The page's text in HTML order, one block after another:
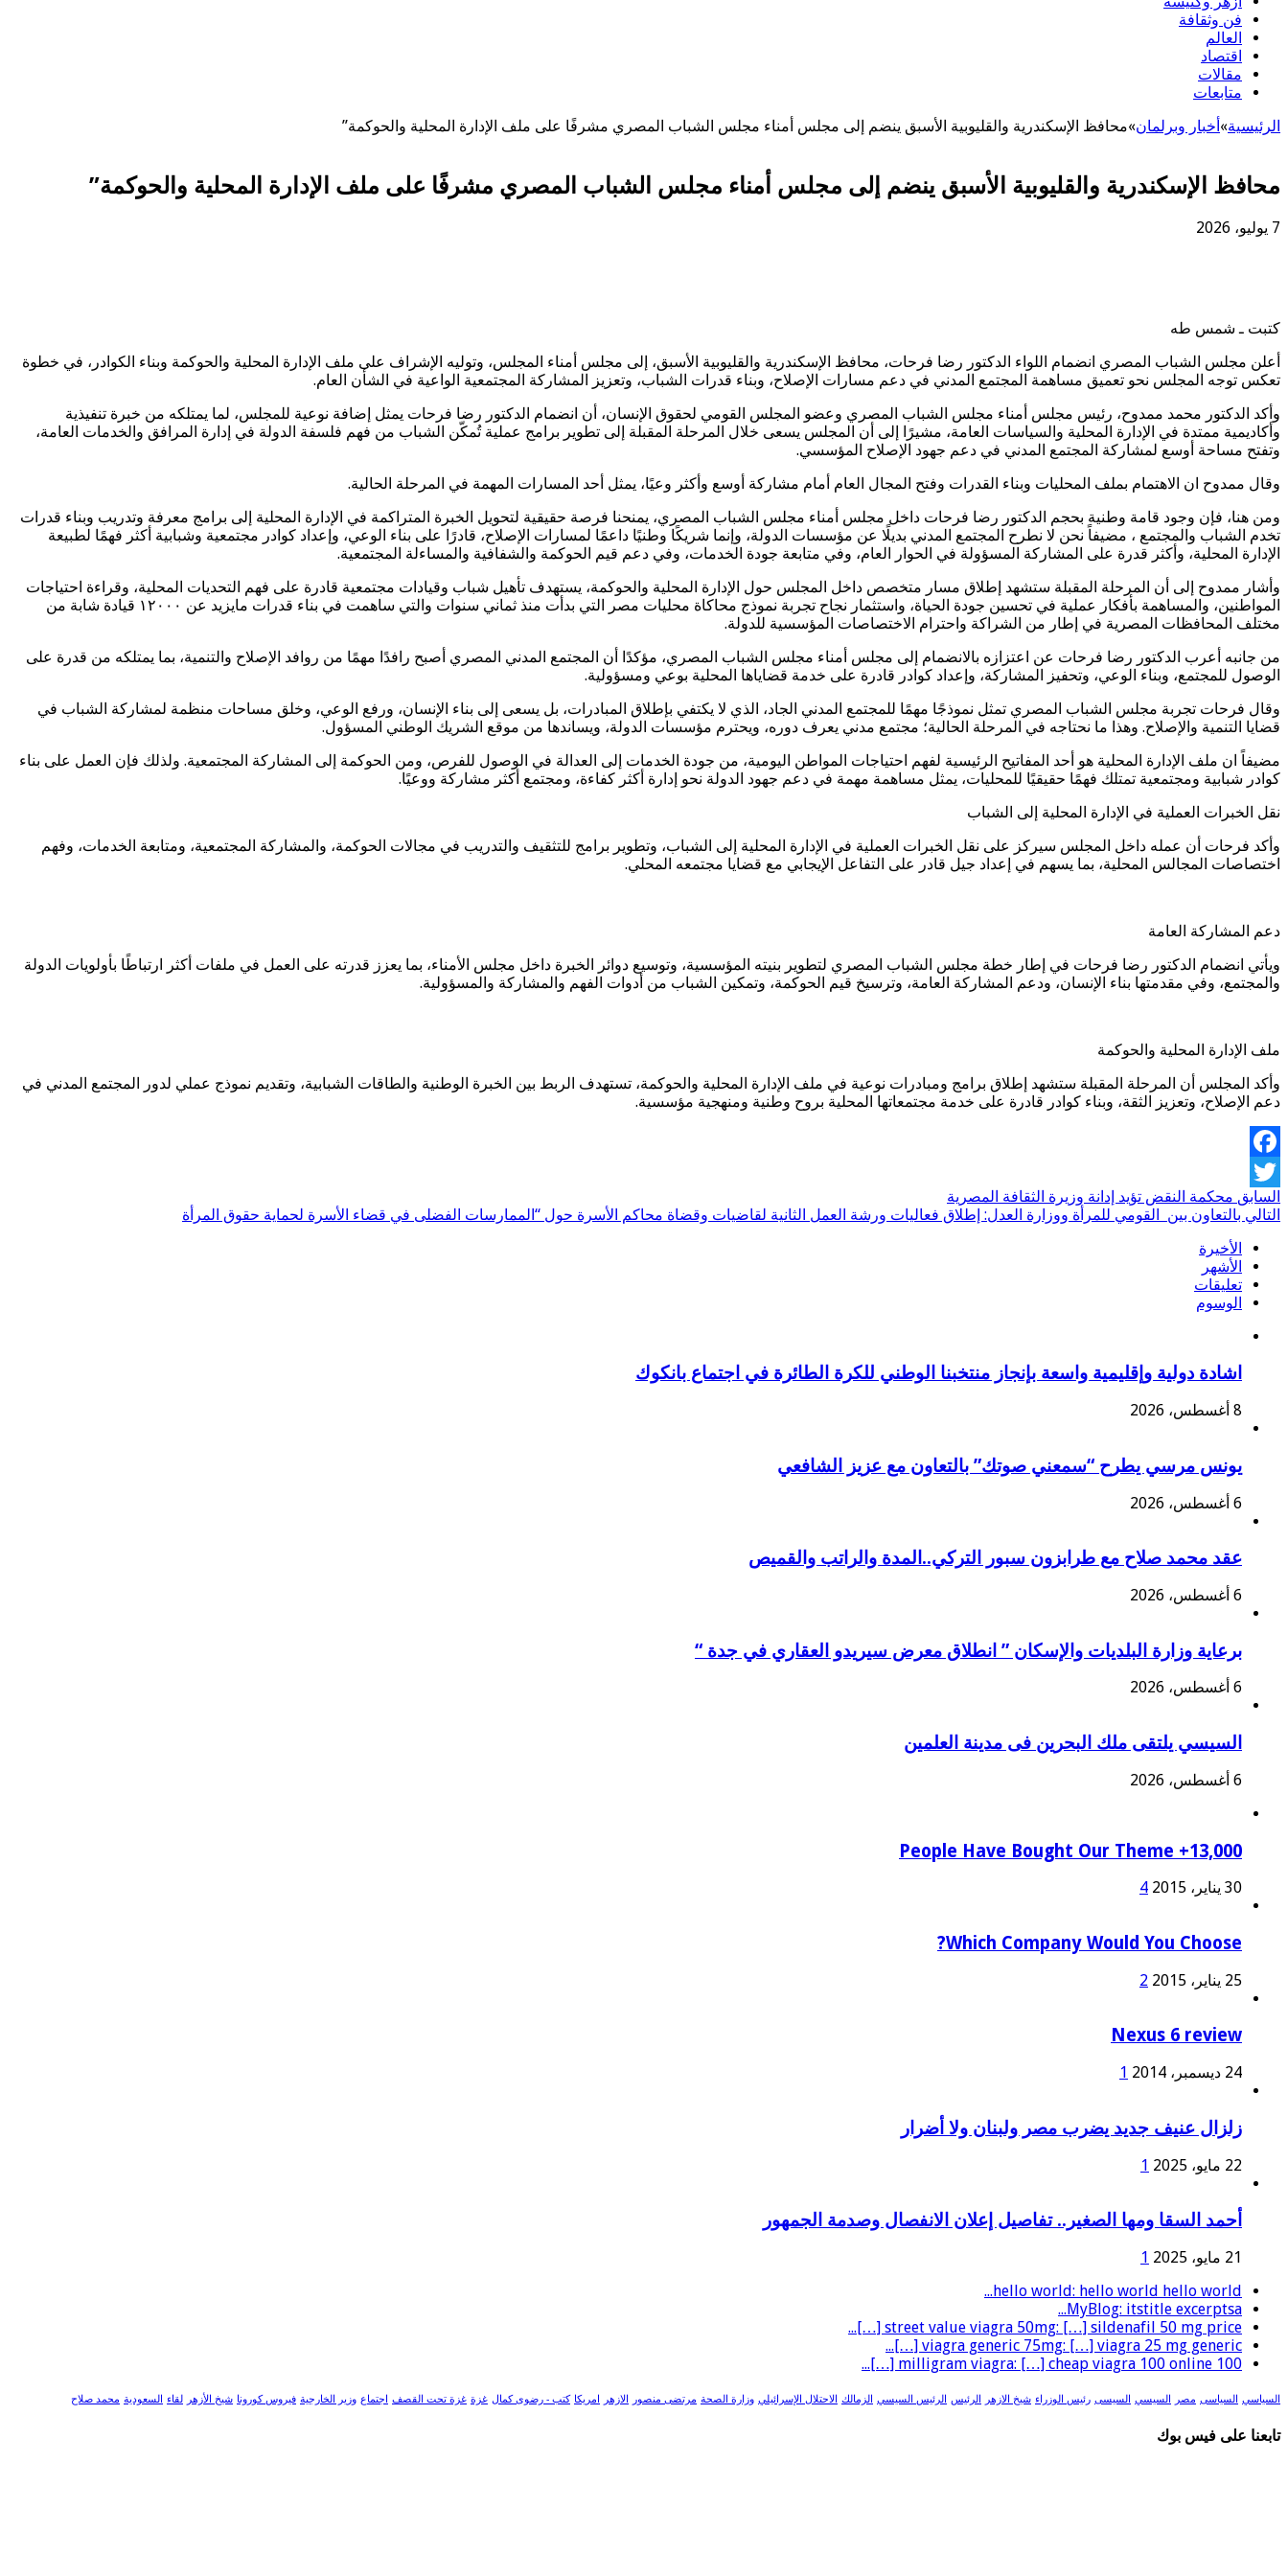
فن وثقافة
العالم
اقتصاد
مقالات
متابعات
الرئيسية»أخبار وبرلمان»محافظ الإسكندرية والقليوبية الأسبق ينضم إلى مجلس أمناء مجلس الشباب المصري مشرفًا على ملف الإدارة المحلية والحوكمة”
محافظ الإسكندرية والقليوبية الأسبق ينضم إلى مجلس أمناء مجلس الشباب المصري مشرفًا على ملف الإدارة المحلية والحوكمة”
7 يوليو، 2026
كتبت ـ شمس طه
أعلن مجلس الشباب المصري انضمام اللواء الدكتور رضا فرحات، محافظ الإسكندرية والقليوبية الأسبق، إلى مجلس أمناء المجلس، وتوليه الإشراف على ملف الإدارة المحلية والحوكمة وبناء الكوادر، في خطوة
تعكس توجه المجلس نحو تعميق مساهمة المجتمع المدني في دعم مسارات الإصلاح، وبناء قدرات الشباب، وتعزيز المشاركة المجتمعية الواعية في الشأن العام.
وأكد الدكتور محمد ممدوح، رئيس مجلس أمناء مجلس الشباب المصري وعضو المجلس القومي لحقوق الإنسان، أن انضمام الدكتور رضا فرحات يمثل إضافة نوعية للمجلس، لما يمتلكه من خبرة تنفيذية
وأكاديمية ممتدة في الإدارة المحلية والسياسات العامة، مشيرًا إلى أن المجلس يسعى خلال المرحلة المقبلة إلى تطوير برامج عملية تُمكّن الشباب من فهم فلسفة الدولة في إدارة المرافق والخدمات العامة،
وتفتح مساحة أوسع لمشاركة المجتمع المدني في دعم جهود الإصلاح المؤسسي.
وقال ممدوح ان الاهتمام بملف المحليات وبناء القدرات وفتح المجال العام أمام مشاركة أوسع وأكثر وعيًا، يمثل أحد المسارات المهمة في المرحلة الحالية.
ومن هنا، فإن وجود قامة وطنية بحجم الدكتور رضا فرحات داخل مجلس أمناء مجلس الشباب المصري، يمنحنا فرصة حقيقية لتحويل الخبرة المتراكمة في الإدارة المحلية إلى برامج معرفة وتدريب وبناء قدرات
تخدم الشباب والمجتمع ، مضيفاً نحن لا نطرح المجتمع المدني بديلًا عن مؤسسات الدولة، وإنما شريكًا وطنيًا داعمًا لمسارات الإصلاح، قادرًا على بناء الوعي، وإعداد كوادر مجتمعية وشبابية أكثر فهمًا لطبيعة
الإدارة المحلية، وأكثر قدرة على المشاركة المسؤولة في الحوار العام، وفي متابعة جودة الخدمات، وفي دعم قيم الحوكمة والشفافية والمساءلة المجتمعية.
وأشار ممدوح إلى أن المرحلة المقبلة ستشهد إطلاق مسار متخصص داخل المجلس حول الإدارة المحلية والحوكمة، يستهدف تأهيل شباب وقيادات مجتمعية قادرة على فهم التحديات المحلية، وقراءة احتياجات
المواطنين، والمساهمة بأفكار عملية في تحسين جودة الحياة، واستثمار نجاح تجربة نموذج محاكاة محليات مصر التي بدأت منذ ثماني سنوات والتي ساهمت في بناء قدرات مايزيد عن ١٢٠٠٠ قيادة شابة من
مختلف المحافظات المصرية في إطار من الشراكة واحترام الاختصاصات المؤسسية للدولة.
من جانبه أعرب الدكتور رضا فرحات عن اعتزازه بالانضمام إلى مجلس أمناء مجلس الشباب المصري، مؤكدًا أن المجتمع المدني المصري أصبح رافدًا مهمًا من روافد الإصلاح والتنمية، بما يمتلكه من قدرة على
الوصول للمجتمع، وبناء الوعي، وتحفيز المشاركة، وإعداد كوادر قادرة على خدمة قضاياها المحلية بوعي ومسؤولية.
وقال فرحات تجربة مجلس الشباب المصري تمثل نموذجًا مهمًا للمجتمع المدني الجاد، الذي لا يكتفي بإطلاق المبادرات، بل يسعى إلى بناء الإنسان، ورفع الوعي، وخلق مساحات منظمة لمشاركة الشباب في
قضايا التنمية والإصلاح. وهذا ما نحتاجه في المرحلة الحالية؛ مجتمع مدني يعرف دوره، ويحترم مؤسسات الدولة، ويساندها من موقع الشريك الوطني المسؤول.
مضيفاً ان ملف الإدارة المحلية هو أحد المفاتيح الرئيسية لفهم احتياجات المواطن اليومية، من جودة الخدمات إلى العدالة في الوصول للفرص، ومن الحوكمة إلى المشاركة المجتمعية. ولذلك فإن العمل على بناء
كوادر شبابية ومجتمعية تمتلك فهمًا حقيقيًا للمحليات، يمثل مساهمة مهمة في دعم جهود الدولة نحو إدارة أكثر كفاءة، ومجتمع أكثر مشاركة ووعيًا.
نقل الخبرات العملية في الإدارة المحلية إلى الشباب
وأكد فرحات أن عمله داخل المجلس سيركز على نقل الخبرات العملية في الإدارة المحلية إلى الشباب، وتطوير برامج للتثقيف والتدريب في مجالات الحوكمة، والمشاركة المجتمعية، ومتابعة الخدمات، وفهم
اختصاصات المجالس المحلية، بما يسهم في إعداد جيل قادر على التفاعل الإيجابي مع قضايا مجتمعه المحلي.
دعم المشاركة العامة
ويأتي انضمام الدكتور رضا فرحات في إطار خطة مجلس الشباب المصري لتطوير بنيته المؤسسية، وتوسيع دوائر الخبرة داخل مجلس الأمناء، بما يعزز قدرته على العمل في ملفات أكثر ارتباطًا بأولويات الدولة
والمجتمع، وفي مقدمتها بناء الإنسان، ودعم المشاركة العامة، وترسيخ قيم الحوكمة، وتمكين الشباب من أدوات الفهم والمشاركة والمسؤولية.
ملف الإدارة المحلية والحوكمة
وأكد المجلس أن المرحلة المقبلة ستشهد إطلاق برامج ومبادرات نوعية في ملف الإدارة المحلية والحوكمة، تستهدف الربط بين الخبرة الوطنية والطاقات الشبابية، وتقديم نموذج عملي لدور المجتمع المدني في
دعم الإصلاح، وتعزيز الثقة، وبناء كوادر قادرة على خدمة مجتمعاتها المحلية بروح وطنية ومنهجية مؤسسية.
Facebook
Twitter
السابق محكمة النقض تؤيد إدانة وزيرة الثقافة المصرية
التالي بالتعاون بين القومي للمرأة ووزارة العدل: إطلاق فعاليات ورشة العمل الثانية لقاضيات وقضاة محاكم الأسرة حول “الممارسات الفضلى في قضاء الأسرة لحماية حقوق المرأة
الأخيرة
الأشهر
تعليقات
الوسوم
اشادة دولية وإقليمية واسعة بإنجاز منتخبنا الوطني للكرة الطائرة في اجتماع بانكوك
8 أغسطس، 2026
يونس مرسي يطرح “سمعني صوتك” بالتعاون مع عزيز الشافعي
6 أغسطس، 2026
عقد محمد صلاح مع طرابزون سبور التركي..المدة والراتب والقميص
6 أغسطس، 2026
برعاية وزارة البلديات والإسكان ” انطلاق معرض سيريدو العقاري في جدة “
6 أغسطس، 2026
السيسي يلتقى ملك البحرين فى مدينة العلمين
6 أغسطس، 2026
13,000+ People Have Bought Our Theme
30 يناير، 2015 4
Which Company Would You Choose?
25 يناير، 2015 2
Nexus 6 review
24 ديسمبر، 2014 1
زلزال عنيف جديد يضرب مصر ولبنان ولا أضرار
22 مايو، 2025 1
أحمد السقا ومها الصغير.. تفاصيل إعلان الانفصال وصدمة الجمهور
21 مايو، 2025
1
hello world: hello world hello world...
MyBlog: itstitle excerptsa...
street value viagra 50mg: […] sildenafil 50 mg price […]...
viagra generic 75mg: […] viagra 25 mg generic […]...
100 milligram viagra: […] cheap viagra 100 online […]...
السياسي السياسى مصر السيسي السيسى رئيس الوزراء شيخ الازهر الرئيس الرئيس السيسي الزمالك الاحتلال الإسرائيلي وزارة الصحة مرتضى منصور الازهر امريكا كتب - رضوى كمال غزة غزة تحت القصف اجتماع وزير الخارجية فيروس كورونا شيخ الأزهر لقاء السعودية محمد صلاح
تابعنا على فيس بوك